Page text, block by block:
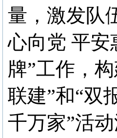
量，激发队
心向党 平安
牌”工作，
联建”和“双
千万家”活